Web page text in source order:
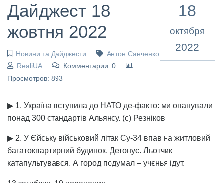
Дайджест 18
жовтня 2022
Новини та Дайджести
Антон Санченко
RealiUA
Комментарии: 0
Просмотров: 893
18
октября
2022
▶ 1. Україна вступила до НАТО де-факто: ми опанували
понад 300 стандартів Альянсу. (с) Резніков
▶ 2. У Єйську військовий літак Су-34 впав на житловий
багатоквартирний будинок. Детонує. Льотчик
катапультувався. А город подумал – учєнья ідут.